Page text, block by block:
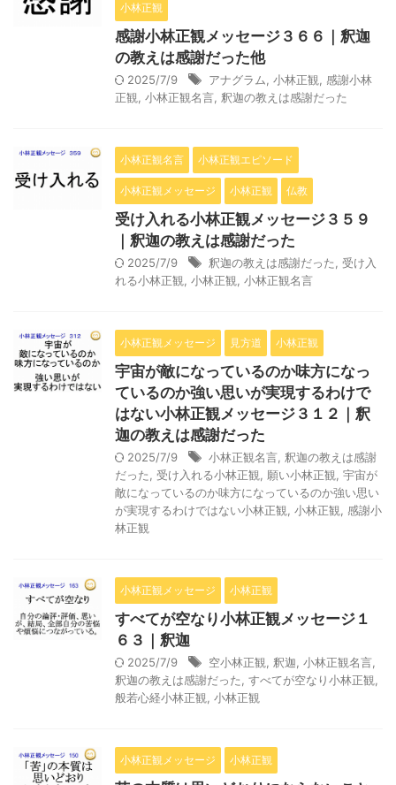
小林正観
感謝小林正観メッセージ３６６｜釈迦
の教えは感謝だった他
2025/7/9 アナグラム 小林正観
感謝小林
正観
小林正観名言 釈迦の教えは感謝だった
小林正観名言 小林正観エピソード
小林正観メッセージ 小林正観 仏教
受け入れる小林正観メッセージ３５９
｜釈迦の教えは感謝だった
2025/7/9 釈迦の教えは感謝だった
受け入
れる小林正観
小林正観 小林正観名言
小林正観メッセージ 見方道 小林正観
宇宙が敵になっているのか味方になっ
ているのか強い思いが実現するわけで
はない小林正観メッセージ３１２｜釈
迦の教えは感謝だった
2025/7/9 小林正観名言 釈迦の教えは感謝
だった
受け入れる小林正観 願い小林正観
宇宙が
敵になっているのか味方になっているのか強い思い
が実現するわけではない小林正観
小林正観
感謝小
林正観
小林正観メッセージ 小林正観
すべてが空なり小林正観メッセージ１
６３｜釈迦
2025/7/9 空小林正観 釈迦 小林正観名言
釈迦の教えは感謝だった
すべてが空なり小林正観
般若心経小林正観
小林正観
小林正観メッセージ 小林正観